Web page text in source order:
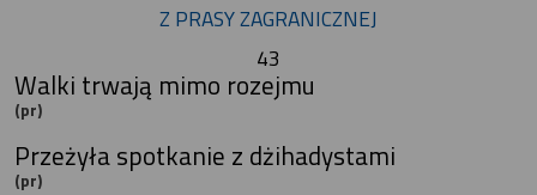
Z PRASY ZAGRANICZNEJ
43
Walki trwają mimo rozejmu
(pr)
Przeżyła spotkanie z dżihadystami
(pr)